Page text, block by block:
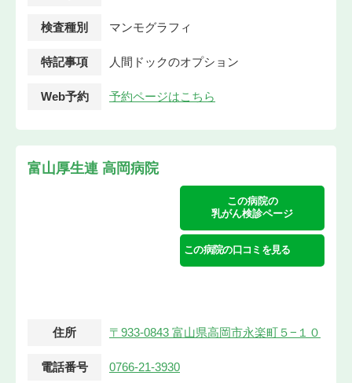
検査種別 マンモグラフィ
特記事項 人間ドックのオプション
Web予約 予約ページはこちら
富山厚生連 高岡病院
この病院の
乳がん検診ページ
この病院の口コミを見る
住所 〒933-0843 富山県高岡市永楽町５−１０
電話番号 0766-21-3930